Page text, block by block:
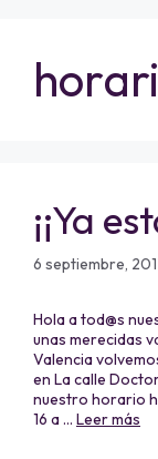
¡¡Ya
6 septiembre,
Hola a tod@s
unas merecidas
Valencia
en La calle
nuestro horario
16 a … Leer más